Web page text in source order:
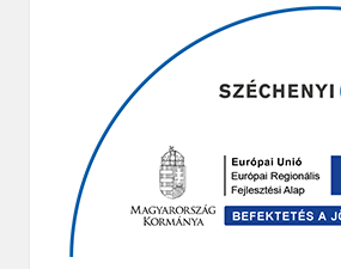
Brukiék elvoltak, az ott lévő
nézeteinket, amikor egy
között. Érdeklődve néztek körül a
kérdezősködtek az akció
távoztak, mondták el, hogy a
hallotta a főkapitány a kereki
utasítást a helyszíni
Karesz tudott számukra
felmutatni.